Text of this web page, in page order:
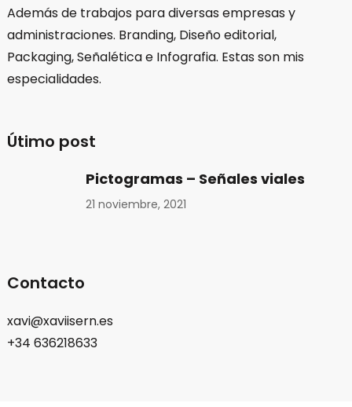
Además de trabajos para diversas empresas y
administraciones. Branding, Diseño editorial,
Packaging, Señalética e Infografia. Estas son mis
especialidades.
Útimo post
Pictogramas – Señales viales
21 noviembre, 2021
Contacto
xavi@xaviisern.es
+34 636218633